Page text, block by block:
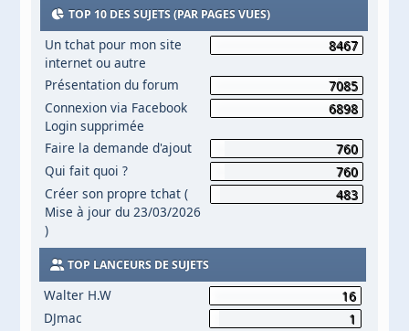
TOP 10 DES SUJETS (PAR PAGES VUES)
Un tchat pour mon site
internet ou autre
8467
Présentation du forum
7085
Connexion via Facebook
Login supprimée
6898
Faire la demande d'ajout
760
Qui fait quoi ?
760
Créer son propre tchat (
Mise à jour du 23/03/2026
)
483
TOP LANCEURS DE SUJETS
Walter H.W
16
DJmac
1